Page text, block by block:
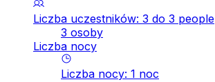
Liczba uczestników: 3 do 3 people
3 osoby
Liczba nocy
Liczba nocy: 1 noc